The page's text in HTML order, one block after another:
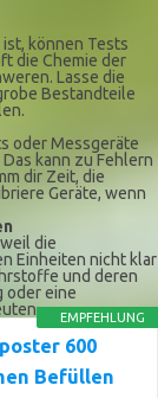
können Tests
die Chemie der
Lasse die
Bestandteile
oder Messgeräte
kann zu Fehlern
dir Zeit, die
Geräte, wenn
die
Einheiten nicht klar
und deren
oder eine
EMPFEHLUNG
600
Befüllen